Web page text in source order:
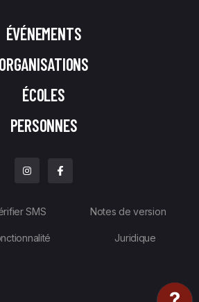
ÉVÉNEMENTS
ORGANISATIONS
ÉCOLES
PERSONNES
SMS Notes de version
Juridique